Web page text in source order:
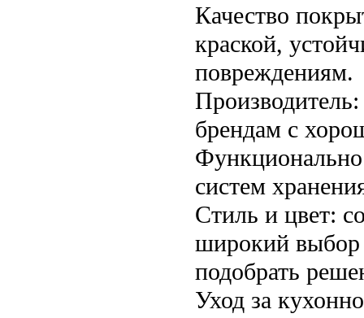
Качество
краской,
повреждениям.
брендам с
систем
Стиль и цвет:
широкий выбор
подобрать
Уход за